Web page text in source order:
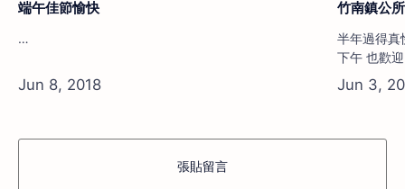
端午佳節愉快
…
竹南鎮公
半年過得真快 下半年的服務時間來囉 依然
下午 也歡迎需要的朋友 來找我們 諮詢地點：竹南戶政
事務所 3
16:30(六) 日期:7/1、7/15、7/29、8/12、8/26、
張貼留言